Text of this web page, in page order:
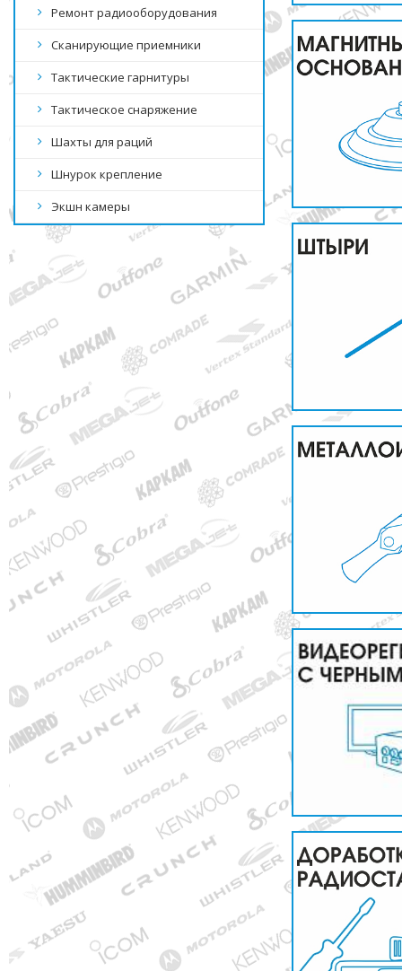
Ремонт радиооборудования
Сканирующие приемники
Тактические гарнитуры
Тактическое снаряжение
Шахты для раций
Шнурок крепление
Экшн камеры